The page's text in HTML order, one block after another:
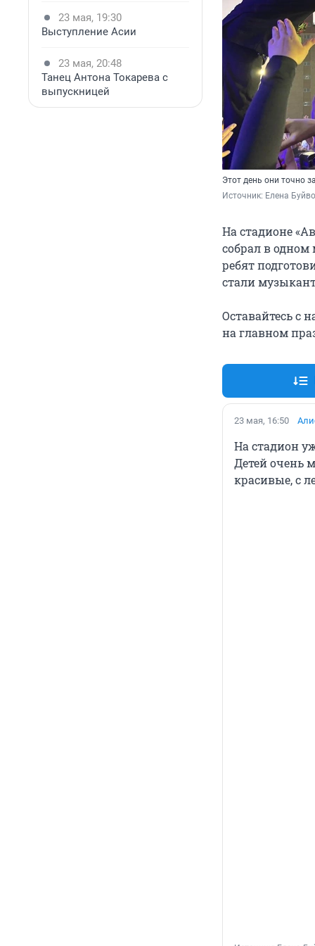
23 мая, 19:30
Выступление Асии
23 мая, 20:48
Танец Антона Токарева с
выпускницей
Этот день они точно
Источник: Елена
На стадионе
собрал в одном
ребят
стали
Оставайтесь с
на главном
23 мая, 16:50
На стадион
Детей очень
красивые, с